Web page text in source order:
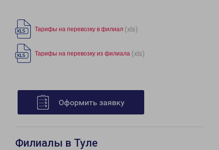
Тарифы на перевозку в филиал (xls)
Тарифы на перевозку из филиала (xls)
Оформить заявку
Филиалы в Туле